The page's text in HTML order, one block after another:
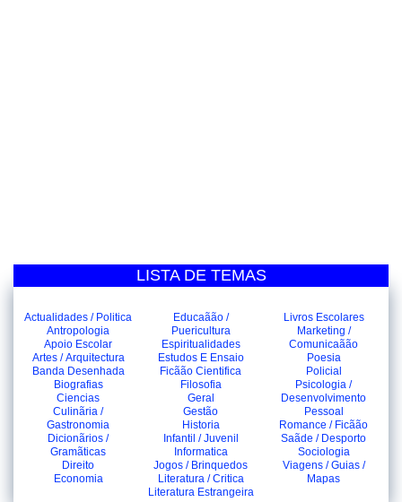
LISTA DE TEMAS
Actualidades / Politica
Antropologia
Apoio Escolar
Artes / Arquitectura
Banda Desenhada
Biografias
Ciencias
Culinãria /
Gastronomia
Dicionãrios /
Gramãticas
Direito
Economia
Educaãão /
Puericultura
Espiritualidades
Estudos E Ensaio
Ficãão Cientifica
Filosofia
Geral
Gestão
Historia
Infantil / Juvenil
Informatica
Jogos / Brinquedos
Literatura / Critica
Literatura Estrangeira
Livros Escolares
Marketing /
Comunicaãão
Poesia
Policial
Psicologia /
Desenvolvimento
Pessoal
Romance / Ficãão
Saãde / Desporto
Sociologia
Viagens / Guias /
Mapas